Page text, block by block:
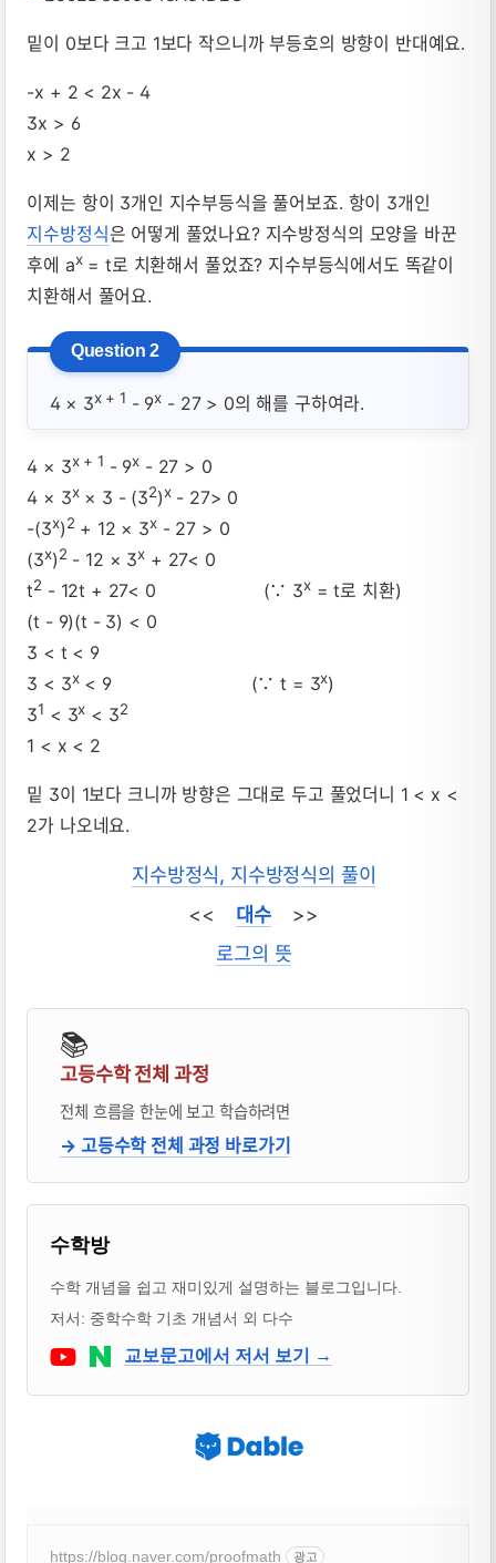
밑이 0보다 크고 1보다 작으니까 부등호의 방향이 반대예요.
-x + 2 < 2x - 4
3x > 6
x > 2
이제는 항이 3개인 지수부등식을 풀어보죠. 항이 3개인
지수방정식은 어떻게 풀었나요? 지수방정식의 모양을 바꾼
후에 ax= t로 치환해서 풀었죠? 지수부등식에서도 똑같이
치환해서 풀어요.
4 × 3x + 1 - 9x - 27 > 0의 해를 구하여라.
4 × 3x + 1 - 9x - 27 > 0
4 × 3x× 3 - (32)x- 27> 0
-(3x)2 + 12 × 3x- 27 > 0
(3x)2 - 12 × 3x + 27< 0
t2 - 12t + 27< 0 (∵ 3x= t로 치환)
(t - 9)(t - 3) < 0
3 < t < 9
3 < 3x< 9 (∵ t = 3x)
31 < 3x < 32
1 < x < 2
밑 3이 1보다 크니까 방향은 그대로 두고 풀었더니 1 < x <
2가 나오네요.
지수방정식, 지수방정식의 풀이
<< 대수 >>
로그의 뜻
📚
고등수학 전체 과정
전체 흐름을 한눈에 보고 학습하려면
→ 고등수학 전체 과정 바로가기
블로거 & 출판 교재 소개
수학방
수학 개념을 쉽고 재미있게 설명하는 블로그입니다.
저서: 중학수학 기초 개념서 외 다수
Youtube네이버 블로그
교보문고에서 저서 보기 →
https://blog.naver.com/proofmath 광고